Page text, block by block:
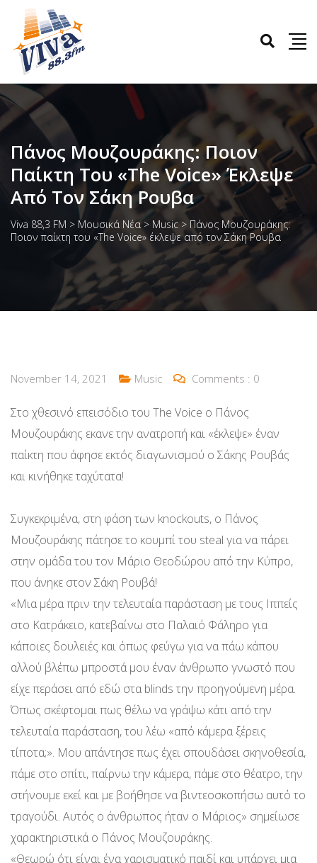
Πάνος Μουζουράκης: Ποιον
Παίκτη Του «The Voice» Έκλεψε
Από Τον Σάκη Ρουβα
Viva 88,3 FM > Μουσικά Νέα > Music > Πάνος Μουζουράκης:
Ποιον παίκτη του «The Voice» έκλεψε από τον Σάκη Ρουβα
November 14, 2021 Music Comments : 0
Στο χθεσινό επεισόδιο του The Voice ο Πάνος
Μουζουράκης εκανε την ανατροπή και «έκλεψε» έναν
παίκτη που άφησε εκτός διαγωνισμού ο Σάκης Ρουβάς
και κινήθηκε ταχύτατα!
Συγκεκριμένα, στη φάση των knockouts, ο Πάνος
Μουζουράκης πάτησε το κουμπί του steal για να πάρει
στην ομάδα του τον Μάριο Θεοδώρου από την Κύπρο,
που άνηκε στον Σάκη Ρουβά!
«Μια μέρα πριν την τελευταία παράσταση με τους Ιππείς
στο Κατράκειο, κατεβαίνω στο Παλαιό Φάληρο για
κάποιες δουλειές και όπως φεύγω για να πάω κάπου
αλλού βλέπω μπροστά μου έναν άνθρωπο γνωστό που
είχε περάσει από εδώ στα blinds την προηγούμενη μέρα.
Όπως σκέφτομαι πως θέλω να γράψω κάτι από την
τελευταία παράσταση, του λέω «από κάμερα ξέρεις
τίποτα;». Μου απάντησε πως έχει σπουδάσει σκηνοθεσία,
πάμε στο σπίτι, παίρνω την κάμερα, πάμε στο θέατρο, την
στήνουμε εκεί και με βοήθησε να βιντεοσκοπήσω αυτό το
τραγούδι. Αυτός ο άνθρωπος ήταν ο Μάριος» σημείωσε
χαρακτηριστικά ο Πάνος Μουζουράκης.
«Θεωρώ ότι είναι ένα χαρισματικό παιδί και υπάρχει μια